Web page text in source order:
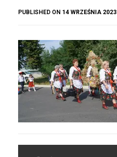
PUBLISHED ON 14 WRZEŚNIA 2023